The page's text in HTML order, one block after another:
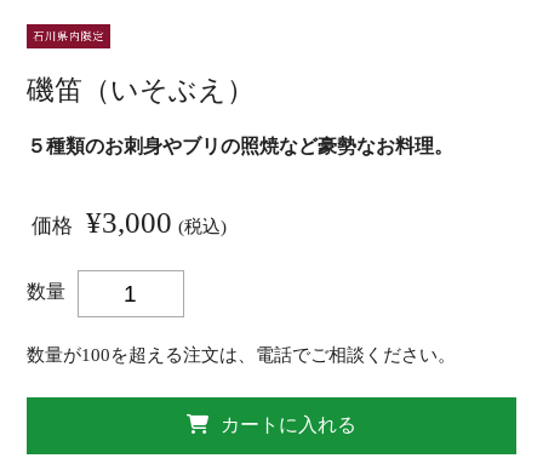
磯笛（いそぶえ）
５種類のお刺身やブリの照焼など豪勢なお料理。
価格 ¥3,000 (税込)
数量
数量が100を超える注文は、電話でご相談ください。
カートに入れる